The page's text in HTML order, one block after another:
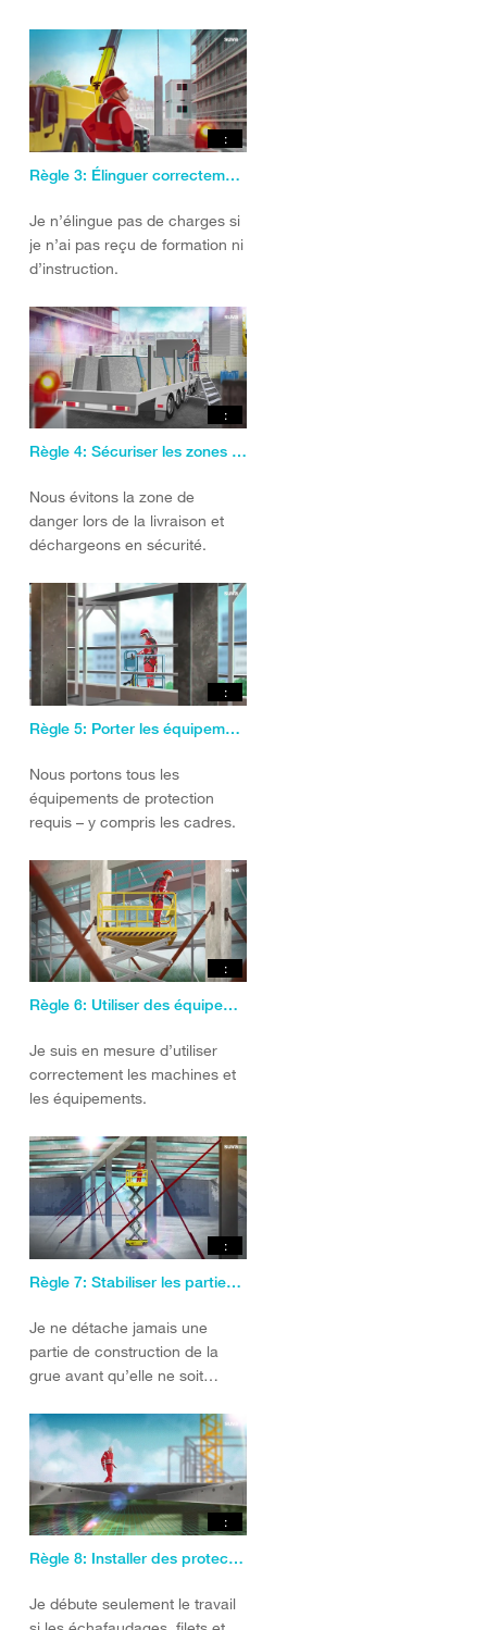
:
Règle 3: Élinguer correctement les charges
Je n’élingue pas de charges si
je n’ai pas reçu de formation ni
d’instruction.
:
Règle 4: Sécuriser les zones de déchargement et de stockage.
Nous évitons la zone de
danger lors de la livraison et
déchargeons en sécurité.
:
Règle 5: Porter les équipements de protection (EPI)
Nous portons tous les
équipements de protection
requis – y compris les cadres.
:
Règle 6: Utiliser des équipements de travail appropriés.
Je suis en mesure d’utiliser
correctement les machines et
les équipements.
:
Règle 7: Stabiliser les parties de construction.
Je ne détache jamais une
partie de construction de la
grue avant qu’elle ne soit
:
Règle 8: Installer des protections collectives.
Je débute seulement le travail